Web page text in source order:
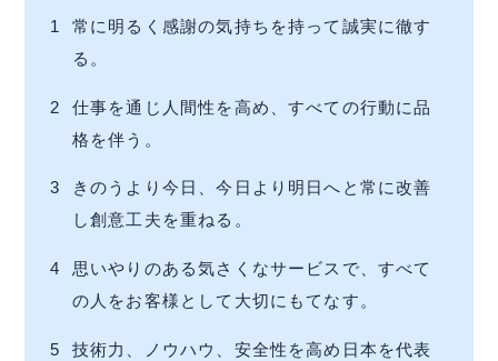
IR情報
IRライブラリー
1
常に明るく感謝の気持ちを持って誠実に徹す
る。
2
仕事を通じ人間性を高め、すべての行動に品
格を伴う。
3
きのうより今日、今日より明日へと常に改善
し創意工夫を重ねる。
4
思いやりのある気さくなサービスで、すべて
の人をお客様として大切にもてなす。
5
技術力、ノウハウ、安全性を高め日本を代表